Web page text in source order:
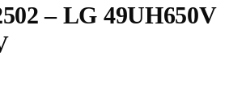
– LG 49UH650V